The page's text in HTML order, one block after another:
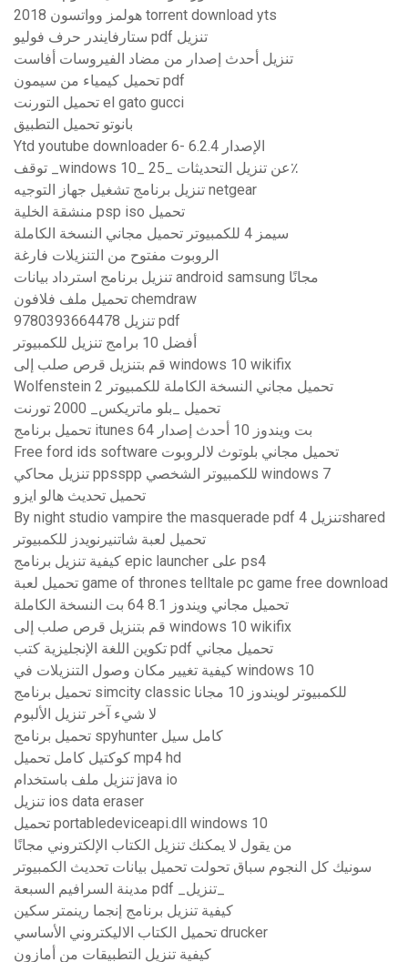
هولمز وواتسون 2018 torrent download yts
ستارفايندر حرف فوليو pdf تنزيل
تنزيل أحدث إصدار من مضاد الفيروسات أفاست
تحميل كيمياء من سيمون pdf
تحميل التورنت el gato gucci
بانوتو تحميل التطبيق
Ytd youtube downloader 6- الإصدار 6.2.4
توقف _windows 10_ عن تنزيل التحديثات _25٪
تنزيل برنامج تشغيل جهاز التوجيه netgear
منشقة الخلية psp iso تحميل
سيمز 4 للكمبيوتر تحميل مجاني النسخة الكاملة
الروبوت مفتوح من التنزيلات فارغة
تنزيل برنامج استرداد بيانات android samsung مجانًا
تحميل ملف فلافون chemdraw
9780393664478 تنزيل pdf
أفضل 10 برامج تنزيل للكمبيوتر
قم بتنزيل قرص صلب إلى windows 10 wikifix
Wolfenstein 2 تحميل مجاني النسخة الكاملة للكمبيوتر
تحميل _بلو ماتريكس_ 2000 تورنت
تحميل برنامج itunes 64 بت ويندوز 10 أحدث إصدار
Free ford ids software تحميل مجاني بلوتوث لالروبوت
تنزيل محاكي ppsspp للكمبيوتر الشخصي windows 7
تحميل تحديث هالو ايزو
By night studio vampire the masquerade pdf تنزيل 4shared
تحميل لعبة شاتنيرنويدز للكمبيوتر
كيفية تنزيل برنامج epic launcher على ps4
تحميل لعبة game of thrones telltale pc game free download
تحميل مجاني ويندوز 8.1 64 بت النسخة الكاملة
قم بتنزيل قرص صلب إلى windows 10 wikifix
تكوين اللغة الإنجليزية كتب pdf تحميل مجاني
كيفية تغيير مكان وصول التنزيلات في windows 10
تحميل برنامج simcity classic للكمبيوتر لويندوز 10 مجانا
لا شيء آخر تنزيل الألبوم
تحميل برنامج spyhunter كامل سيل
كوكتيل كامل تحميل mp4 hd
تنزيل ملف باستخدام java io
تنزيل ios data eraser
تحميل portabledeviceapi.dll windows 10
من يقول لا يمكنك تنزيل الكتاب الإلكتروني مجانًا
سونيك كل النجوم سباق تحولت تحميل بيانات تحديث الكمبيوتر
كيفية تنزيل برنامج إنجما رينمتر سكين
تحميل الكتاب الاليكتروني الأساسي drucker
كيفية تنزيل التطبيقات من أمازون